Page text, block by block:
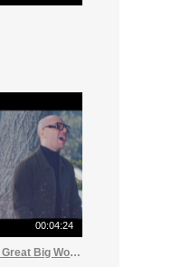
00:04:24
Christina Aguilera, A Great Big World - Fall On Me